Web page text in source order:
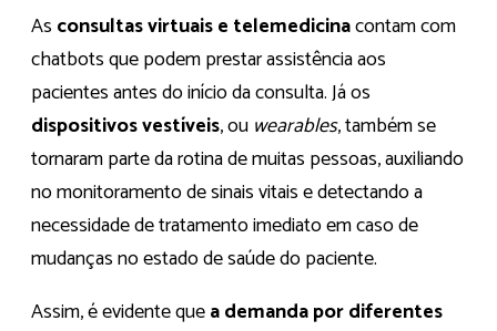
As consultas virtuais e telemedicinacontam com
chatbots que podem prestar assistência aos
pacientes antes do início da consulta. Já os
dispositivos vestíveis, ou wearables, também se
tornaram parte da rotina de muitas pessoas, auxiliando
no monitoramento de sinais vitais e detectando a
necessidade de tratamento imediato em caso de
mudanças no estado de saúde do paciente.
Assim, é evidente quea demanda por diferentes